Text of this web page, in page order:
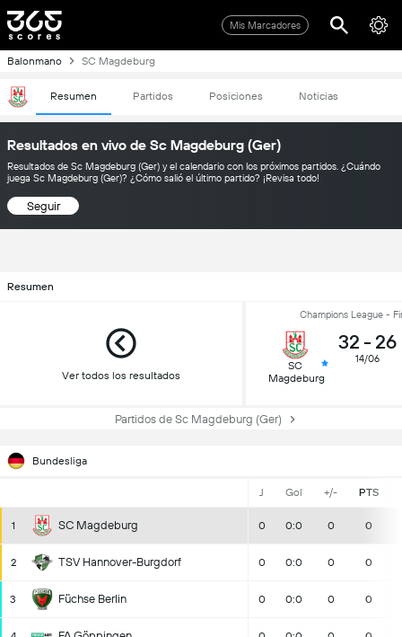
Mis Marcadores
Balonmano SC Magdeburg
Resumen Partidos Posiciones Noticias
Resultados en vivo de Sc Magdeburg (Ger)
Resultados de Sc Magdeburg (Ger) y el calendario con los próximos partidos. ¿Cuándo
juega Sc Magdeburg (Ger)? ¿Cómo salió el último partido? ¡Revisa todo!
Seguir
Resumen
Ver todos los resultados
Champions League -
SC
Magdeburg
32 - 26
14/06
Partidos de Sc Magdeburg (Ger)
Bundesliga
J Gol +/- PTS
1 SC Magdeburg 0 0:0 0 0
2 TSV Hannover-Burgdorf 0 0:0 0 0
3 Füchse Berlin 0 0:0 0 0